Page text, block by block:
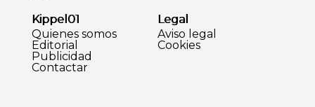
Kippel01
Quienes somos
Editorial
Publicidad
Contactar
Legal
Aviso legal
Cookies